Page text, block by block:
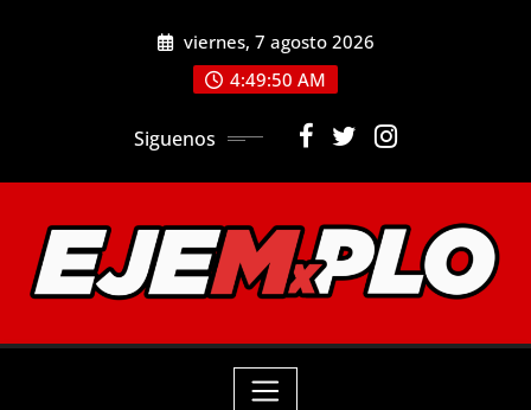
viernes, 7 agosto 2026
4:49:51 AM
Siguenos